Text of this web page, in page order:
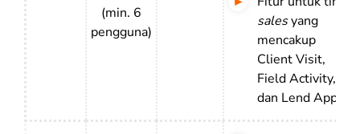
(min. 6
pengguna)
salesyang
mencakup
Client Visit,
Field Activity,
dan Lend App